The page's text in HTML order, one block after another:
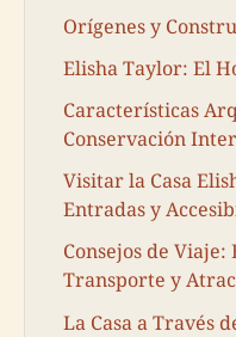
Orígenes y
Elisha Taylor: El
Características
Conservación
Visitar la Casa
Entradas y
Consejos de
Transporte y
La Casa a Través